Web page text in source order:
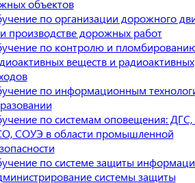
объектов
по организации дорожного
производстве дорожных работ
по контролю и
веществ и радиоактивных
по информационным
по системам оповещения: ДГС,
СОУЭ в области промышленной
по системе защиты
системы защиты